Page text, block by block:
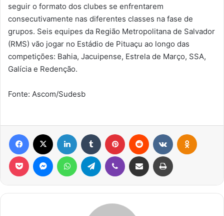
seguir o formato dos clubes se enfrentarem
consecutivamente nas diferentes classes na fase de
grupos. Seis equipes da Região Metropolitana de Salvador
(RMS) vão jogar no Estádio de Pituaçu ao longo das
competições: Bahia, Jacuipense, Estrela de Março, SSA,
Galícia e Redenção.
Fonte: Ascom/Sudesb
Facebook Linkedin Tumblr Pinterest Reddit
Pocket MessengerWhatsAppTelegram Viber Compartilhar via e-mail Imprimir